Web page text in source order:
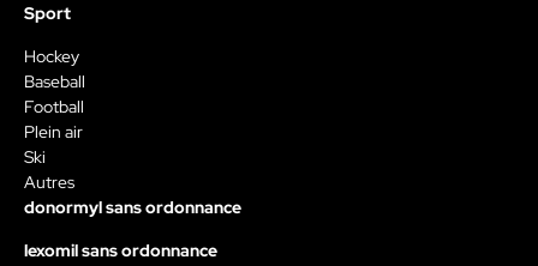
Sport
Hockey
Baseball
Football
Plein air
Ski
Autres
donormyl sans ordonnance
lexomil sans ordonnance